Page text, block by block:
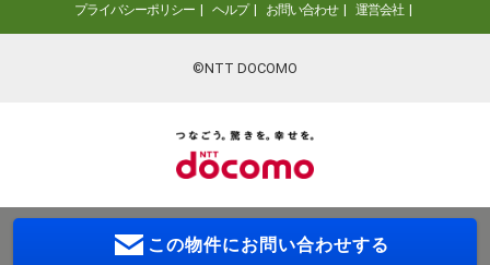
プライバシーポリシー ヘルプ お問い合わせ 運営会社
©NTT DOCOMO
この物件にお問い合わせする